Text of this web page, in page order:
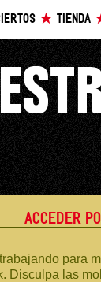
TIENDA
ACCEDER
para
Disculpa las